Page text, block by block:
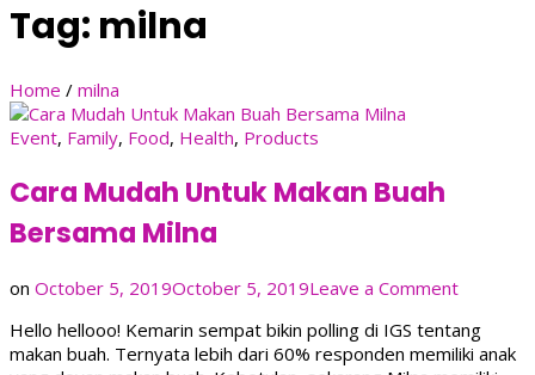
Tag: milna
Home / milna
Event, Family, Food, Health, Products
Cara Mudah Untuk Makan Buah
Bersama Milna
on October 5, 2019October 5, 2019Leave a Commenton
Mudah
Untuk
Hello hellooo! Kemarin sempat bikin polling di IGS tentang
makan buah. Ternyata lebih dari 60% responden memiliki anak